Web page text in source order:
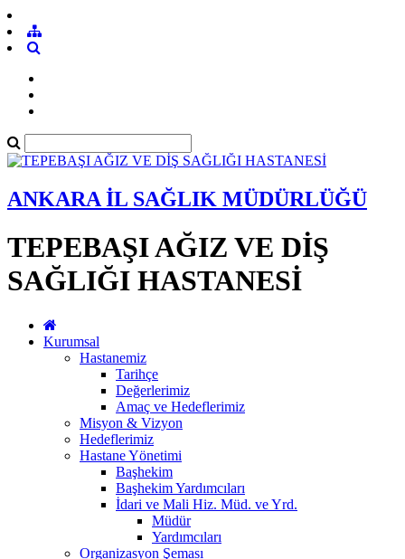
ANKARA İL SAĞLIK MÜDÜRLÜĞÜ
TEPEBAŞI AĞIZ VE DİŞ
SAĞLIĞI HASTANESİ
Kurumsal
Hastanemiz
Tarihçe
Değerlerimiz
Amaç ve Hedeflerimiz
Misyon & Vizyon
Hedeflerimiz
Hastane Yönetimi
Başhekim
Başhekim Yardımcıları
İdari ve Mali Hiz. Müd. ve Yrd.
Müdür
Yardımcıları
Organizasyon Şeması